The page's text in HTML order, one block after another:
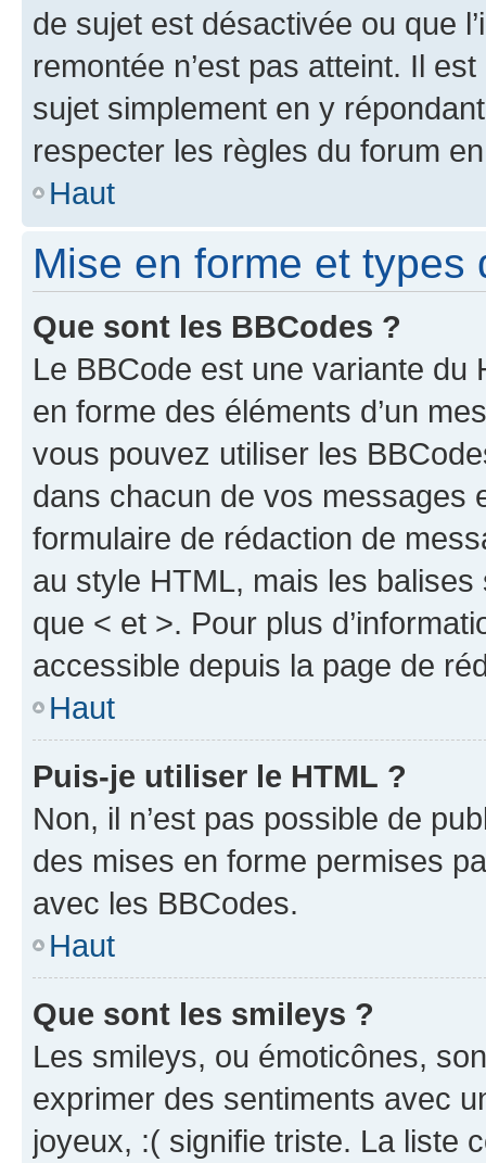
de sujet est désactivée ou que
remontée n’est pas atteint. Il
sujet simplement en y
respecter les règles du forum
Haut
Mise en forme et types
Que sont les BBCodes ?
Le BBCode est une variante du
en forme des éléments d’un
vous pouvez utiliser les
dans chacun de vos messages
formulaire de rédaction de
au style HTML, mais les
que < et >. Pour plus
accessible depuis la page de
Haut
Puis-je utiliser le HTML ?
Non, il n’est pas possible de
des mises en forme permises
avec les BBCodes.
Haut
Que sont les smileys ?
Les smileys, ou émoticônes,
exprimer des sentiments avec
joyeux, :( signifie triste. La liste